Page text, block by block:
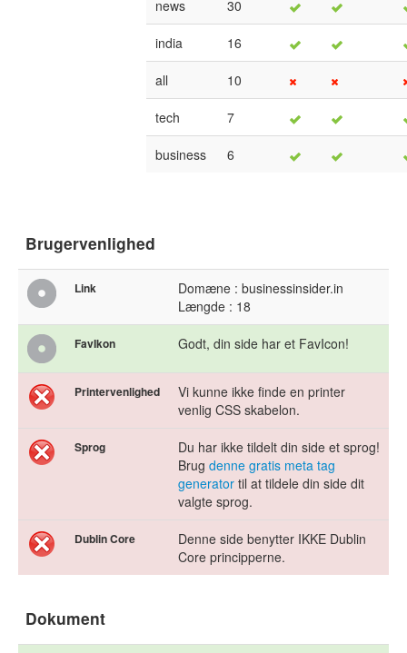
news
30
india 16
all 10
tech 7
business 6
Brugervenlighed
Link
Domæne : businessinsider.in
Længde : 18
FavIkon Godt, din side har et FavIcon!
Printervenlighed
Vi kunne ikke finde en printer
venlig CSS skabelon.
Sprog
Du har ikke tildelt din side et sprog!
Brug denne gratis meta tag
generator til at tildele din side dit
valgte sprog.
Dublin Core
Denne side benytter IKKE Dublin
Core principperne.
Dokument